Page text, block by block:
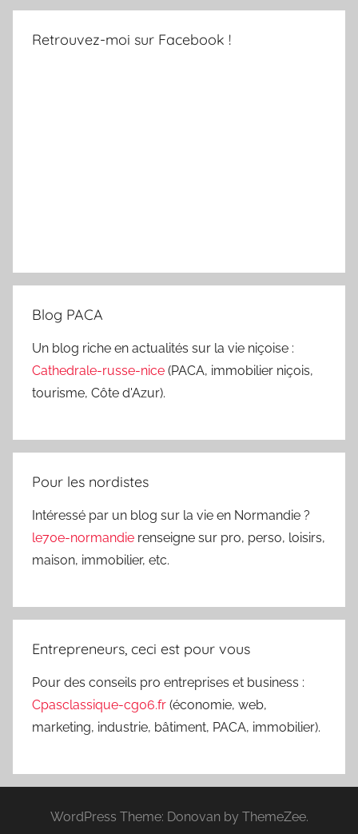
Retrouvez-moi sur Facebook !
Blog PACA
Un blog riche en actualités sur la vie niçoise :
Cathedrale-russe-nice (PACA, immobilier niçois,
tourisme, Côte d'Azur).
Pour les nordistes
Intéressé par un blog sur la vie en Normandie ?
le70e-normandie renseigne sur pro, perso, loisirs,
maison, immobilier, etc.
Entrepreneurs, ceci est pour vous
Pour des conseils pro entreprises et business :
Cpasclassique-cg06.fr (économie, web,
marketing, industrie, bâtiment, PACA, immobilier).
WordPress Theme: Donovan by ThemeZee.